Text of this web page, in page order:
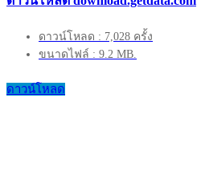
ดาวน์โหลด : 7,028 ครั้ง
ขนาดไฟล์ : 9.2 MB.
ดาวน์โหลด